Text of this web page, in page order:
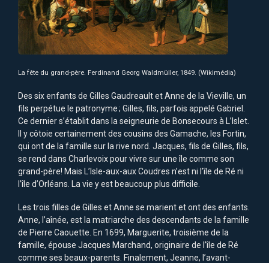
La fête du grand-père. Ferdinand Georg Waldmüller, 1849. (Wikimédia)
Des six enfants de Gilles Gaudreault et Anne de la Vieville, un
fils perpétue le patronyme ; Gilles, fils, parfois appelé Gabriel.
Ce dernier s’établit dans la seigneurie de Bonsecours à L’Islet.
Il y côtoie certainement des cousins des Gamache, les Fortin,
qui ont de la famille sur la rive nord. Jacques, fils de Gilles, fils,
se rend dans Charlevoix pour vivre sur une île comme son
grand-père! Mais L’Isle-aux-aux Coudres n’est ni l’île de Ré ni
l’île d’Orléans. La vie y est beaucoup plus difficile.
Les trois filles de Gilles et Anne se marient et ont des enfants.
Anne, l’aînée, est la matriarche des descendants de la famille
de Pierre Caouette. En 1699, Marguerite, troisième de la
famille, épouse Jacques Marchand, originaire de l’île de Ré
comme ses beaux-parents. Finalement, Jeanne, l’avant-